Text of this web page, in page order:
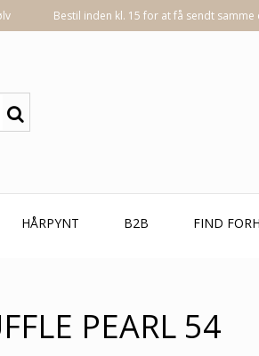
Bestil inden kl. 15 for at få sendt samme
HÅRPYNT B2B FIND
PEARL 54